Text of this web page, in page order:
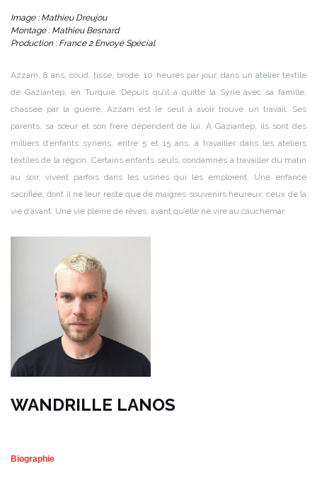
Image : Mathieu Dreujou
Montage : Mathieu Besnard
Production : France 2 Envoyé Spécial
Azzam, 8 ans, coud, tisse, brode, 10 heures par jour, dans un atelier textile
de Gaziantep, en Turquie. Depuis qu’il a quitté la Syrie avec sa famille,
chassée par la guerre, Azzam est le seul à avoir trouvé un travail. Ses
parents, sa sœur et son frère dépendent de lui. À Gaziantep, ils sont des
milliers d’enfants syriens, entre 5 et 15 ans, à travailler dans les ateliers
textiles de la région. Certains enfants seuls, condamnés à travailler du matin
au soir, vivent parfois dans les usines qui les emploient. Une enfance
sacrifiée, dont il ne leur reste que de maigres souvenirs heureux, ceux de la
vie d’avant. Une vie pleine de rêves, avant qu’elle ne vire au cauchemar.
WANDRILLE LANOS
Biographie